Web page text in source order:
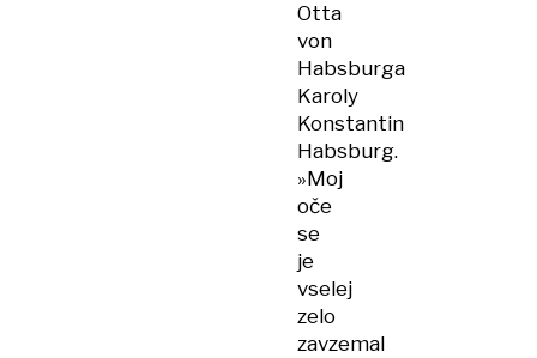
Otta
von
Habsburga
Karoly
Konstantin
Habsburg.
»Moj
oče
se
je
vselej
zelo
zavzemal